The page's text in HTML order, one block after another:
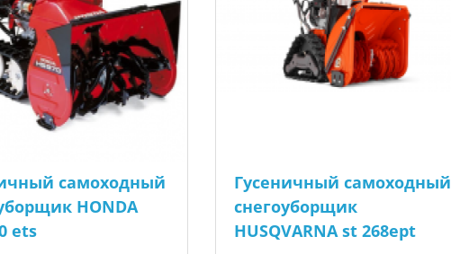
самоходный
HONDA
ets
Гусеничный самоходный
снегоуборщик
HUSQVARNA st 268ept